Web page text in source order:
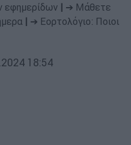
εφημερίδων
➔ Μάθετε
➔ Εορτολόγιο: Ποιοι
18:54